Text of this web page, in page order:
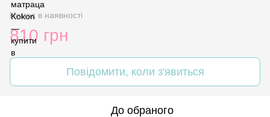
Немає в наявності
810 грн
Повідомити, коли з'явиться
До обраного